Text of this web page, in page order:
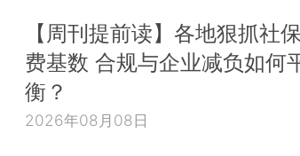
【周刊提前读】各地狠抓社
费基数 合规与企业减负如何
衡？
2026年08月08日